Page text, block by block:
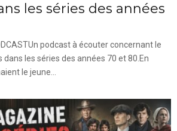
les séries des années
podcast à écouter concernant le
les séries des années 70 et 80.En
le jeune...